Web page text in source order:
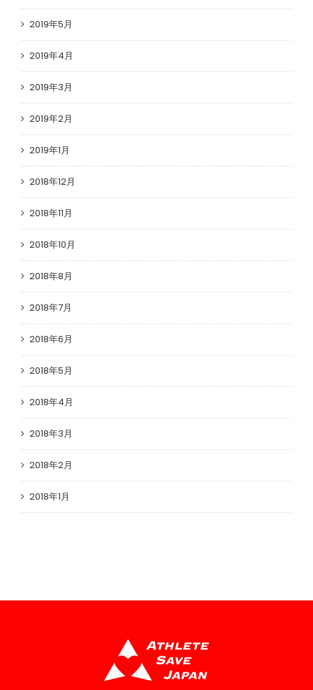
2019年5月
2019年4月
2019年3月
2019年2月
2019年1月
2018年12月
2018年11月
2018年10月
2018年8月
2018年7月
2018年6月
2018年5月
2018年4月
2018年3月
2018年2月
2018年1月